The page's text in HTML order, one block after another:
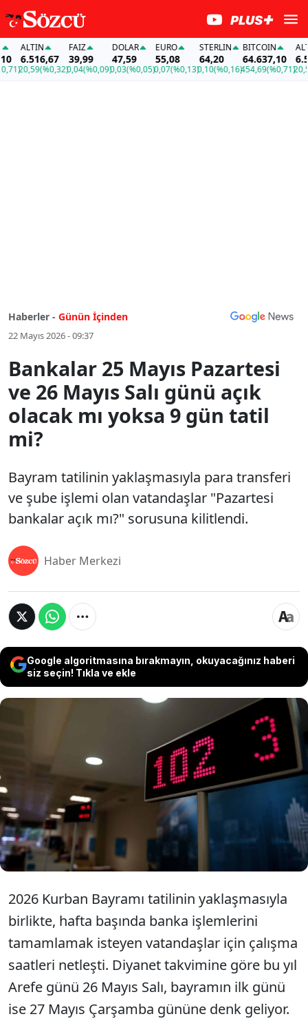
ALTIN
6.516,67
20,59(%0,32)
FAİZ
39,99
0,04(%0,09)
DOLAR
47,59
0,03(%0,05)
EURO
55,08
0,07(%0,13)
STERLIN
64,20
0,10(%0,16)
BITCOIN
64.637,10
454,69(%0,71)
ALTIN
20,59
Haberler - Günün İçinden
22 Mayıs 2026 - 09:37
Bankalar 25 Mayıs Pazartesi
ve 26 Mayıs Salı günü açık
olacak mı yoksa 9 gün tatil
mi?
Bayram tatilinin yaklaşmasıyla para transferi
ve şube işlemi olan vatandaşlar "Pazartesi
bankalar açık mı?" sorusuna kilitlendi.
Haber Merkezi
Google algoritmasına bırakmayın, okuyacağınız haberi
siz seçin! Tıkla ve ekle
Bayram tatilinin yaklaşmasıyla para
transferi ve şube işlemi olan
vatandaşlar "Pazartesi bankalar açık
mı?" sorusuna kilitlendi.
2026 Kurban Bayramı tatilinin yaklaşmasıyla
birlikte, hafta başında banka işlemlerini
tamamlamak isteyen vatandaşlar için çalışma
saatleri netleşti. Diyanet takvimine göre bu yıl
Arefe günü 26 Mayıs Salı, bayramın ilk günü
ise 27 Mayıs Çarşamba gününe denk geliyor.